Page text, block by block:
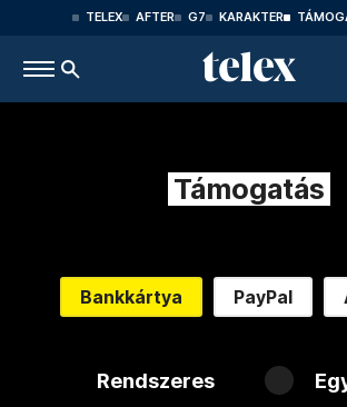
TELEX AFTER G7 KARAKTER
Támogatás
Bankkártya PayPal
Rendszeres